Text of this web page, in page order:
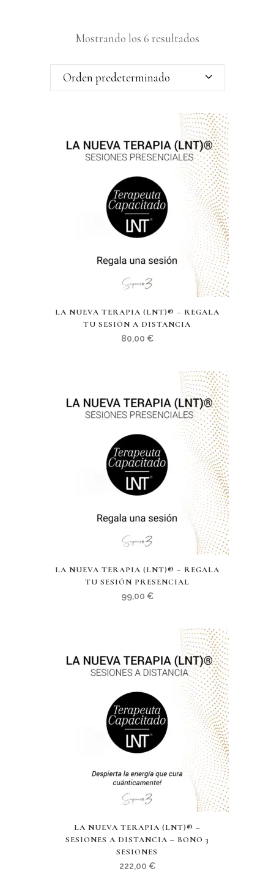
Mostrando los 6 resultados
Orden predeterminado
LA NUEVA TERAPIA (LNT)® – REGALA
TU SESIÓN A DISTANCIA
80,00 €
LA NUEVA TERAPIA (LNT)® – REGALA
TU SESIÓN PRESENCIAL
99,00 €
LA NUEVA TERAPIA (LNT)® –
SESIONES A DISTANCIA – BONO 3
SESIONES
222,00 €